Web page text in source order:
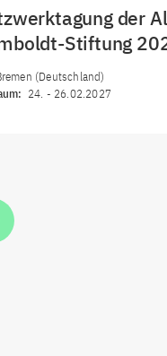
der
Stiftung
(Deutschland)
24. - 26.02.2027